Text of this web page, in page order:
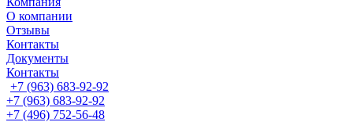
О компании
Отзывы
Контакты
Документы
Контакты
+7 (963) 683-92-92
+7 (963) 683-92-92
+7 (496) 752-56-48